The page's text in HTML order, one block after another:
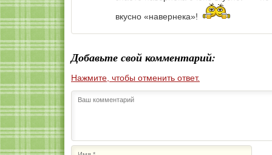
вкусно «навернека»!
Добавьте свой комментарий:
Нажмите, чтобы отменить ответ.